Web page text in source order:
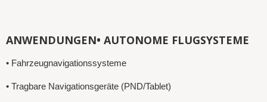
ANWENDUNGEN• AUTONOME FLUGSYSTEME
• Fahrzeugnavigationssysteme
• Tragbare Navigationsgeräte (PND/Tablet)